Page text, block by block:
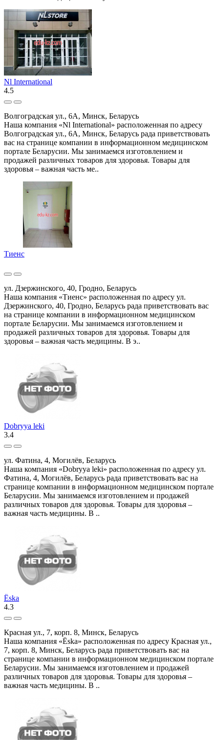
Nl International
4.5
Волгоградская ул., 6А, Минск, Беларусь
Наша компания «Nl International» расположенная по адресу
Волгоградская ул., 6А, Минск, Беларусь рада приветствовать
вас на странице компании в информационном медицинском
портале Беларусии. Мы занимаемся изготовлением и
продажей различных товаров для здоровья. Товары для
здоровья – важная часть ме..
Тиенс
ул. Дзержинского, 40, Гродно, Беларусь
Наша компания «Тиенс» расположенная по адресу ул.
Дзержинского, 40, Гродно, Беларусь рада приветствовать вас
на странице компании в информационном медицинском
портале Беларусии. Мы занимаемся изготовлением и
продажей различных товаров для здоровья. Товары для
здоровья – важная часть медицины. В э..
Dobryya leki
3.4
ул. Фатина, 4, Могилёв, Беларусь
Наша компания «Dobryya leki» расположенная по адресу ул.
Фатина, 4, Могилёв, Беларусь рада приветствовать вас на
странице компании в информационном медицинском портале
Беларусии. Мы занимаемся изготовлением и продажей
различных товаров для здоровья. Товары для здоровья –
важная часть медицины. В ..
Ёska
4.3
Красная ул., 7, корп. 8, Минск, Беларусь
Наша компания «Ёska» расположенная по адресу Красная ул.,
7, корп. 8, Минск, Беларусь рада приветствовать вас на
странице компании в информационном медицинском портале
Беларусии. Мы занимаемся изготовлением и продажей
различных товаров для здоровья. Товары для здоровья –
важная часть медицины. В ..